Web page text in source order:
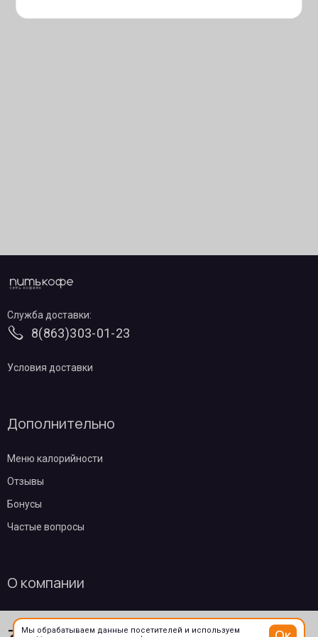
Служба доставки:
8(863)303-01-23
Условия доставки
Дополнительно
Меню калорийности
Отзывы
Бонусы
Частые вопросы
О компании
Контакты
Мы обрабатываем данные посетителей и используем